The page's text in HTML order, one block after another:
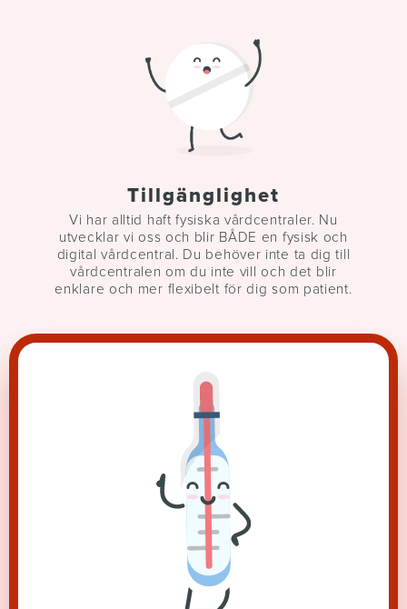
Tillgänglighet
Vi har alltid haft fysiska vårdcentraler. Nu
utvecklar vi oss och blir BÅDE en fysisk och
digital vårdcentral. Du behöver inte ta dig till
vårdcentralen om du inte vill och det blir
enklare och mer flexibelt för dig som patient.